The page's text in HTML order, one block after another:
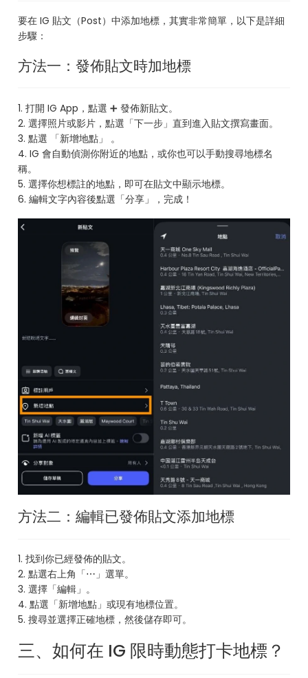
要在 IG 貼文（Post）中添加地標，其實非常簡單，以下是詳細
步驟：
方法一：發佈貼文時加地標
1. 打開 IG App，點選 ➕ 發佈新貼文。
2. 選擇照片或影片，點選「下一步」直到進入貼文撰寫畫面。
3. 點選 「新增地點」 。
4. IG 會自動偵測你附近的地點，或你也可以手動搜尋地標名
稱。
5. 選擇你想標註的地點，即可在貼文中顯示地標。
6. 編輯文字內容後點選「分享」，完成！
方法二：編輯已發佈貼文添加地標
1. 找到你已經發佈的貼文。
2. 點選右上角「⋯」選單。
3. 選擇「編輯」。
4. 點選「新增地點」或現有地標位置。
5. 搜尋並選擇正確地標，然後儲存即可。
三、如何在 IG 限時動態打卡地標？